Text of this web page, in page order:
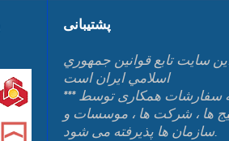
پشتیبانی
سايت تابع قوانين جمهوري
اسلامي ايران است
*** کلیه سفارشات همکاری توسط
ها ، شرکت ها ، موسسات و
سازمان ها پذیرفته می شود.